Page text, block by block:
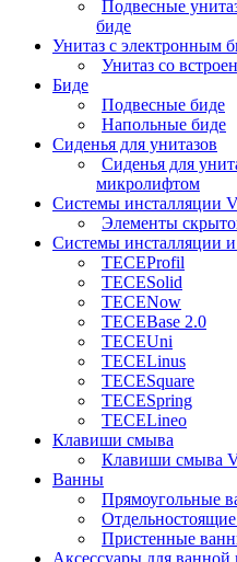
Подвесные
биде
Унитаз с электронным
Унитаз со
Биде
Подвесные биде
Напольные биде
Сиденья для унитазов
Сиденья для
микролифтом
Системы инсталляции
Элементы
Системы инсталляции
TECEProfil
TECESolid
TECENow
TECEBase 2.0
TECEUni
TECELinus
TECESquare
TECESpring
TECELineo
Клавиши смыва
Клавиши смыва
Ванны
Прямоугольные
Пристенные
Аксессуары для